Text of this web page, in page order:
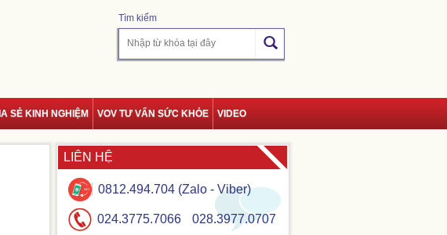
Tìm kiếm
SẺ KINH NGHIỆM VOV TƯ VẤN SỨC KHỎE VIDEO
LIÊN HỆ
0812.494.704 (Zalo - Viber)
024.3775.7066 028.3977.0707